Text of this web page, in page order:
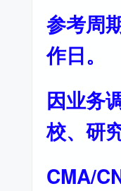
参考周
作日。
因业务
校、研
CMA/